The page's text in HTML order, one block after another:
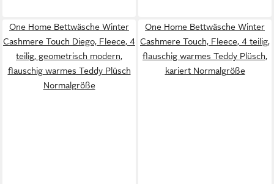
One Home Bettwäsche Winter
Cashmere Touch Diego, Fleece, 4
teilig, geometrisch modern,
flauschig warmes Teddy Plüsch
Normalgröße
One Home Bettwäsche Winter
Cashmere Touch, Fleece, 4 teilig,
flauschig warmes Teddy Plüsch,
kariert Normalgröße